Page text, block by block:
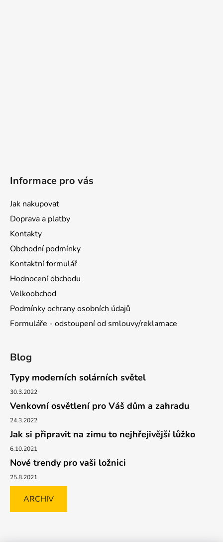
Informace pro vás
Jak nakupovat
Doprava a platby
Kontakty
Obchodní podmínky
Kontaktní formulář
Hodnocení obchodu
Velkoobchod
Podmínky ochrany osobních údajů
Formuláře - odstoupení od smlouvy/reklamace
Blog
Typy moderních solárních světel
30.3.2022
Venkovní osvětlení pro Váš dům a zahradu
24.3.2022
Jak si připravit na zimu to nejhřejivější lůžko
6.10.2021
Nové trendy pro vaši ložnici
25.8.2021
ARCHIV